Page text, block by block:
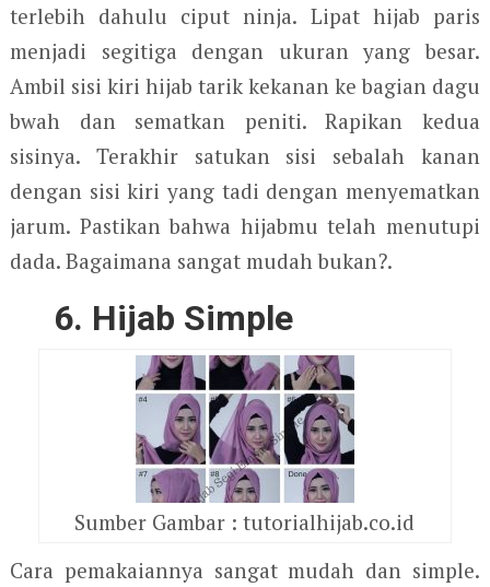
terlebih dahulu ciput ninja. Lipat hijab paris
menjadi segitiga dengan ukuran yang besar.
Ambil sisi kiri hijab tarik kekanan ke bagian dagu
bwah dan sematkan peniti. Rapikan kedua
sisinya. Terakhir satukan sisi sebalah kanan
dengan sisi kiri yang tadi dengan menyematkan
jarum. Pastikan bahwa hijabmu telah menutupi
dada. Bagaimana sangat mudah bukan?.
6. Hijab Simple
Sumber Gambar : tutorialhijab.co.id
Cara pemakaiannya sangat mudah dan simple.